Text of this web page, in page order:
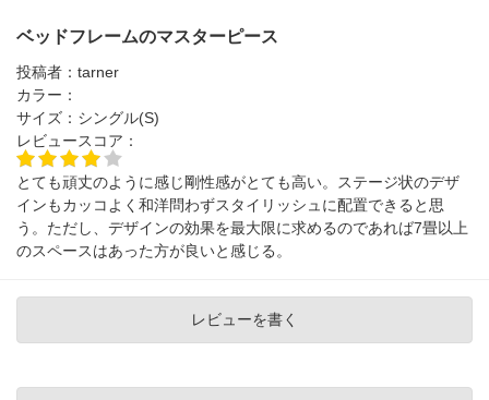
ベッドフレームのマスターピース
投稿者： tarner
カラー：
サイズ： シングル(S)
レビュースコア：
とても頑丈のように感じ剛性感がとても高い。ステージ状のデザ
インもカッコよく和洋問わずスタイリッシュに配置できると思
う。ただし、デザインの効果を最大限に求めるのであれば7畳以上
のスペースはあった方が良いと感じる。
レビューを書く